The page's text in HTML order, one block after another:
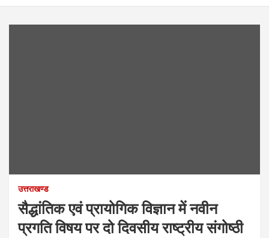
उत्तराखण्ड
सैद्धांतिक एवं प्रायोगिक विज्ञान में नवीन
प्रगति विषय पर दो दिवसीय राष्ट्रीय संगोष्ठी